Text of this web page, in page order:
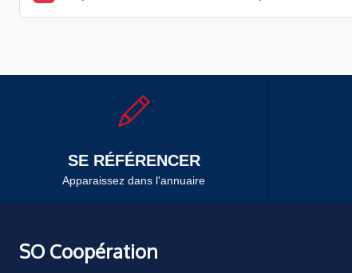
SE RÉFÉRENCER
Apparaissez dans l'annuaire
SO Coopération